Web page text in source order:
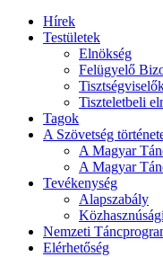
Hírek
Testületek
Elnökség
Felügyelő
Tiszteletbeli
Tagok
A Szövetség
A Magyar
A Magyar
Tevékenység
Alapszabály
Nemzeti
Elérhetőség